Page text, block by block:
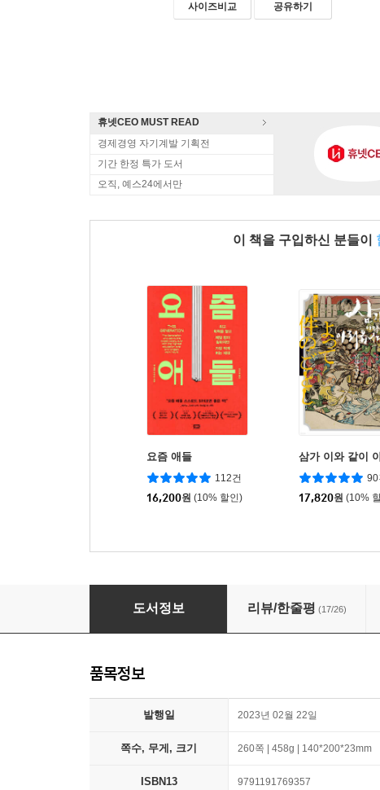
사이즈비교 공유하기
휴넷CEO MUST READ
경제경영 자기계발 기획전
기간 한정 특가 도서
오직, 예스24에서만
이 책을 구입하신 분들이
요즘 애들
112건
16,200원 (10% 할인)
삼가 이와 같이
90
17,820원 (10%
삶의 목적을 찾는 45가지 방법
도서정보 리뷰/한줄평 (17/26)
품목정보
발행일 2023년 02월 22일
쪽수, 무게, 크기 260쪽 | 458g | 140*200*23mm
ISBN13 9791191769357